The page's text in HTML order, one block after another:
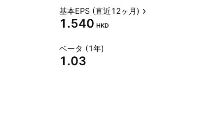
基本EPS (直近12ヶ月)
1.540 HKD
ベータ (1年)
1.03